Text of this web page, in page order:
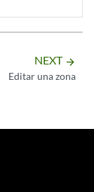
NEXT arrow_forward
Editar una zona